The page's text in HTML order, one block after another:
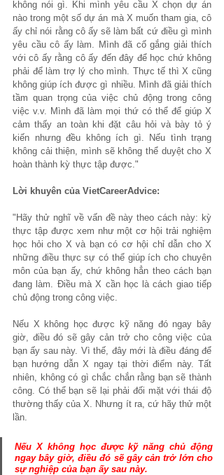
không nói gì. Khi mình yêu cầu X chọn dự án
nào trong một số dự án mà X muốn tham gia, cô
ấy chỉ nói rằng cô ấy sẽ làm bất cứ điều gì mình
yêu cầu cô ấy làm. Mình đã cố gắng giải thích
với cô ấy rằng cô ấy đến đây để học chứ không
phải để làm trợ lý cho mình. Thực tế thì X cũng
không giúp ích được gì nhiều. Mình đã giải thích
tầm quan trọng của việc chủ động trong công
việc v.v. Mình đã làm mọi thứ có thể để giúp X
cảm thấy an toàn khi đặt câu hỏi và bày tỏ ý
kiến nhưng đều không ích gì. Nếu tình trạng
không cải thiện, mình sẽ không thể duyệt cho X
hoàn thành kỳ thực tập được."
Lời khuyên của VietCareerAdvice:
"Hãy thử nghĩ về vấn đề này theo cách này: kỳ
thực tập được xem như một cơ hội trải nghiệm
học hỏi cho X và bạn có cơ hội chỉ dẫn cho X
những điều thực sự có thể giúp ích cho chuyên
môn của bạn ấy, chứ không hẳn theo cách bạn
đang làm. Điều mà X cần học là cách giao tiếp
chủ động trong công việc.
Nếu X không học được kỹ năng đó ngay bây
giờ, điều đó sẽ gây cản trở cho công việc của
bạn ấy sau này. Vì thế, đây mới là điều đáng để
bạn hướng dẫn X ngay tại thời điểm này. Tất
nhiên, không có gì chắc chắn rằng bạn sẽ thành
công. Có thể bạn sẽ lại phải đối mặt với thái độ
thường thấy của X. Nhưng ít ra, cứ hãy thử một
lần.
Nếu X không học được kỹ năng
ngay bây giờ, điều đó sẽ gây cản trở lớn cho
sự nghiệp của bạn ấy sau này.